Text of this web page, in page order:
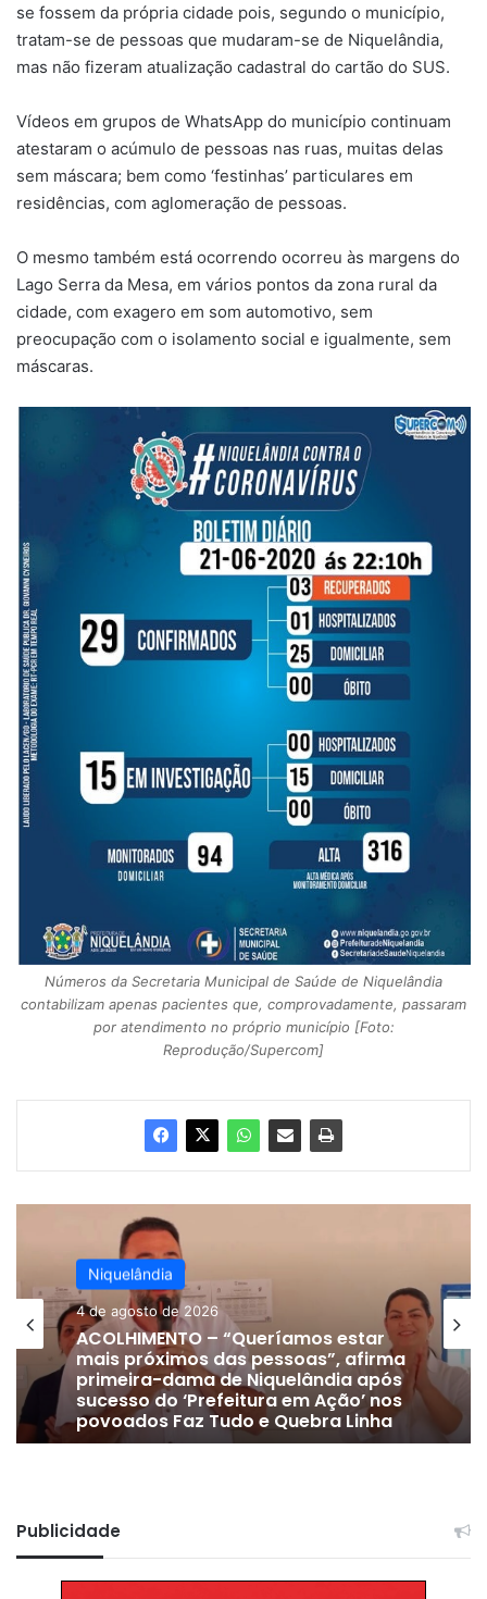
se fossem da própria cidade pois, segundo o município,
tratam-se de pessoas que mudaram-se de Niquelândia,
mas não fizeram atualização cadastral do cartão do SUS.
Vídeos em grupos de WhatsApp do município continuam
atestaram o acúmulo de pessoas nas ruas, muitas delas
sem máscara; bem como ‘festinhas’ particulares em
residências, com aglomeração de pessoas.
O mesmo também está ocorrendo ocorreu às margens do
Lago Serra da Mesa, em vários pontos da zona rural da
cidade, com exagero em som automotivo, sem
preocupação com o isolamento social e igualmente, sem
máscaras.
Números da Secretaria Municipal de Saúde de Niquelândia
contabilizam apenas pacientes que, comprovadamente, passaram
por atendimento no próprio município [Foto:
Reprodução/Supercom]
Niquelândia
4 de agosto de 2026
ACOLHIMENTO – “Queríamos estar
mais próximos das pessoas”, afirma
primeira-dama de Niquelândia após
sucesso do ‘Prefeitura em Ação’ nos
povoados Faz Tudo e Quebra Linha
Publicidade